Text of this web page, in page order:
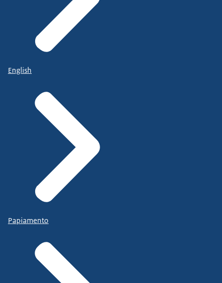
English
Papiamento